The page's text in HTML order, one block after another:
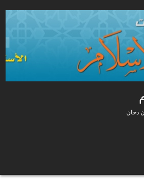
دحان